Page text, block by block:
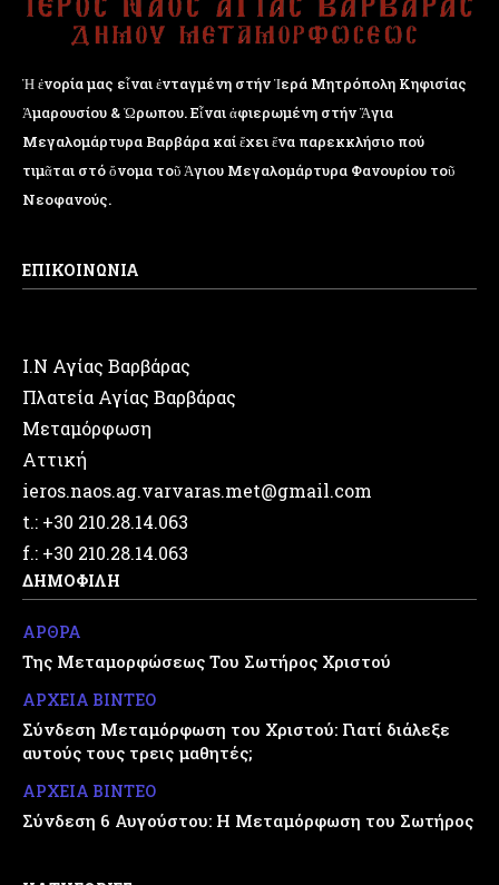
Ἡ ἐνορία μας εἶναι ἐνταγμένη στήν Ἱερά Μητρόπολη Κηφισίας
Ἁμαρουσίου & Ὠρωπου. Εἶναι ἀφιερωμένη στήν Ἅγια
Μεγαλομάρτυρα Βαρβάρα καί ἔχει ἕνα παρεκκλήσιο πού
τιμᾶται στό ὄνομα τοῦ Ἁγιου Μεγαλομάρτυρα Φανουρίου τοῦ
Νεοφανούς.
ΕΠΙΚΟΙΝΩΝΙΑ
Ι.Ν Αγίας Βαρβάρας
Πλατεία Αγίας Βαρβάρας
Μεταμόρφωση
Αττική
ieros.naos.ag.varvaras.met@gmail.com
t.: +30 210.28.14.063
f.: +30 210.28.14.063
ΔΗΜΟΦΙΛΗ
ΑΡΘΡΑ
Της Μεταμορφώσεως Του Σωτήρος Χριστού
ΑΡΧΕΙΑ ΒΙΝΤΕΟ
Σύνδεση Μεταμόρφωση του Χριστού: Γιατί διάλεξε
αυτούς τους τρεις μαθητές;
ΑΡΧΕΙΑ ΒΙΝΤΕΟ
Σύνδεση 6 Αυγούστου: Η Μεταμόρφωση του Σωτήρος